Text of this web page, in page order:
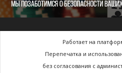
Работает на
Перепечатка и
без согласования с